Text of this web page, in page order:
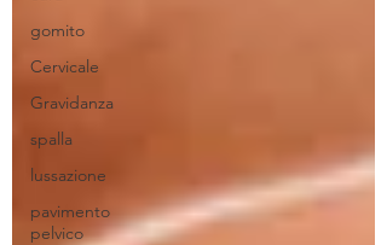
gomito
Cervicale
Gravidanza
spalla
lussazione
pavimento
pelvico